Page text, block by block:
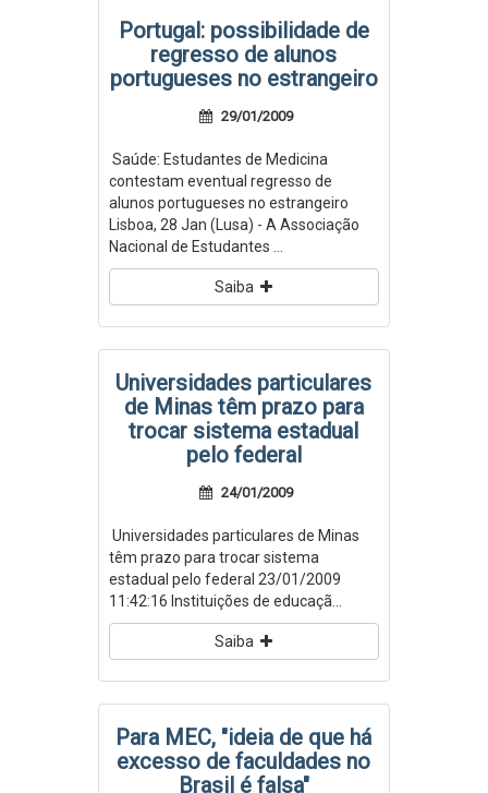
Portugal: possibilidade de
regresso de alunos
portugueses no estrangeiro
29/01/2009
Saúde: Estudantes de Medicina
contestam eventual regresso de
alunos portugueses no estrangeiro
Lisboa, 28 Jan (Lusa) - A Associação
Nacional de Estudantes ...
Saiba
Universidades particulares
de Minas têm prazo para
trocar sistema estadual
pelo federal
24/01/2009
Universidades particulares de Minas
têm prazo para trocar sistema
estadual pelo federal 23/01/2009
11:42:16 Instituições de educaçã...
Saiba
Para MEC, "ideia de que há
excesso de faculdades no
Brasil é falsa"